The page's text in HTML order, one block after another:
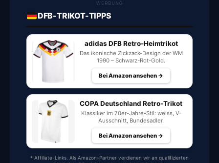
WERBUNG
DFB-TRIKOT-TIPPS
adidas DFB Retro-Heimtrikot
Das ikonische Zickzack-Design der WM
1990 – Schwarz-Rot-Gold.
Bei Amazon ansehen →
COPA Deutschland Retro-Trikot
Klassiker im 70er-Jahre-Stil: weiss, V-
Ausschnitt, Bundesadler.
Bei Amazon ansehen →
* Affiliate-Links. Als Amazon-Partner verdienen wir an qualifizierten